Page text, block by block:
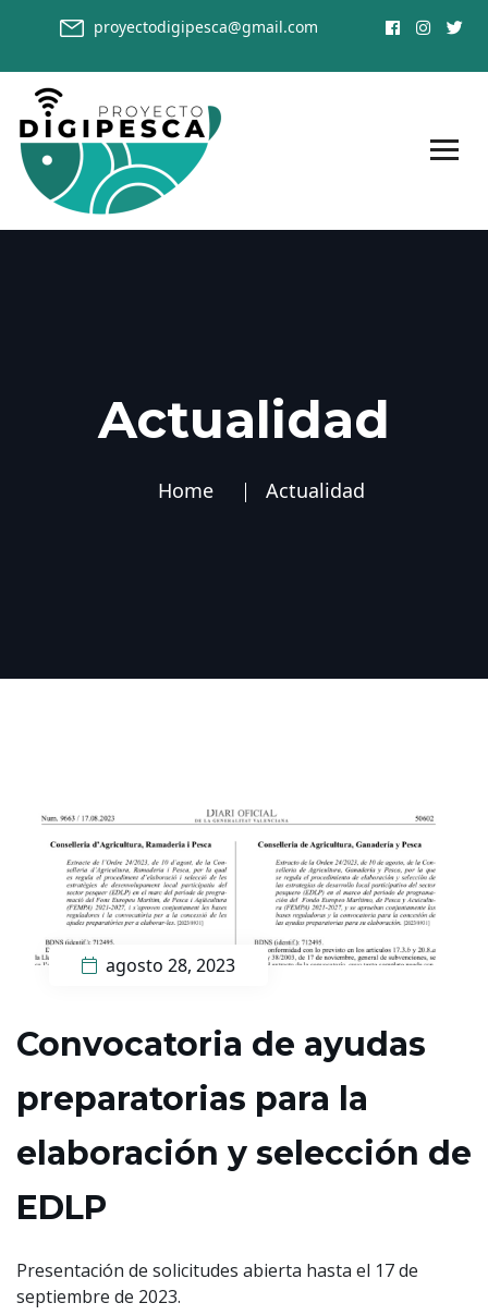
proyectodigipesca@gmail.com
Actualidad
Home Actualidad
agosto 28, 2023
Convocatoria de ayudas
preparatorias para la
elaboración y selección de
EDLP
Presentación de solicitudes abierta hasta el 17 de
septiembre de 2023.